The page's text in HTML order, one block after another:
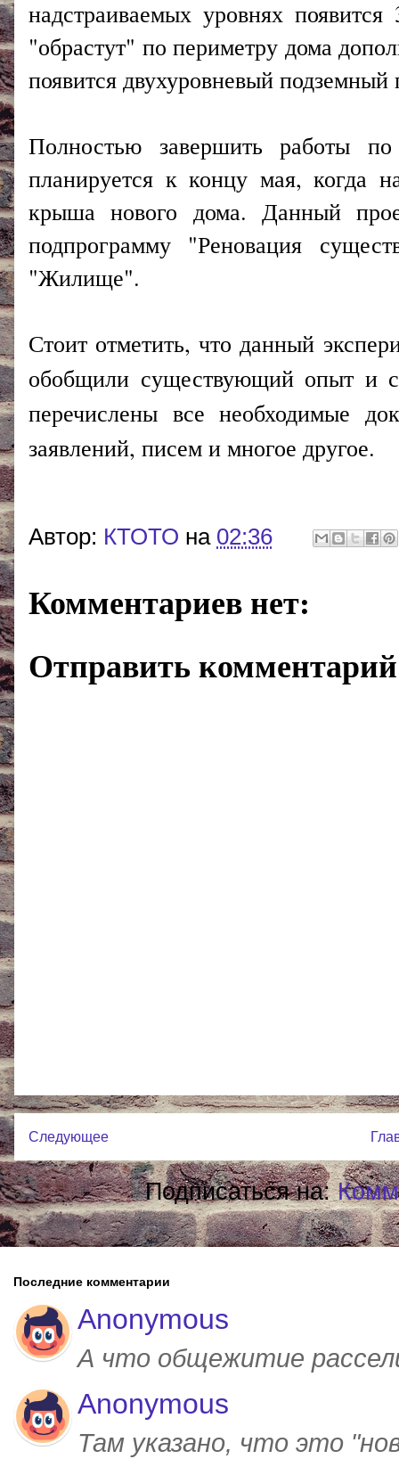
надстраиваемых уровнях
"обрастут" по периметру дома
появится двухуровневый
Полностью завершить работы
планируется к концу мая, когда
крыша нового дома. Данный
подпрограмму "Реновация
"Жилище".
Стоит отметить, что данный
обобщили существующий опыт и
перечислены все необходимые
заявлений, писем и многое другое.
Автор: КТОТО на 02:36
Комментариев нет:
Отправить комментарий
Следующее
Подписаться на:
Последние комментарии
Anonymous
А что общежитие
Anonymous
Там указано, что это